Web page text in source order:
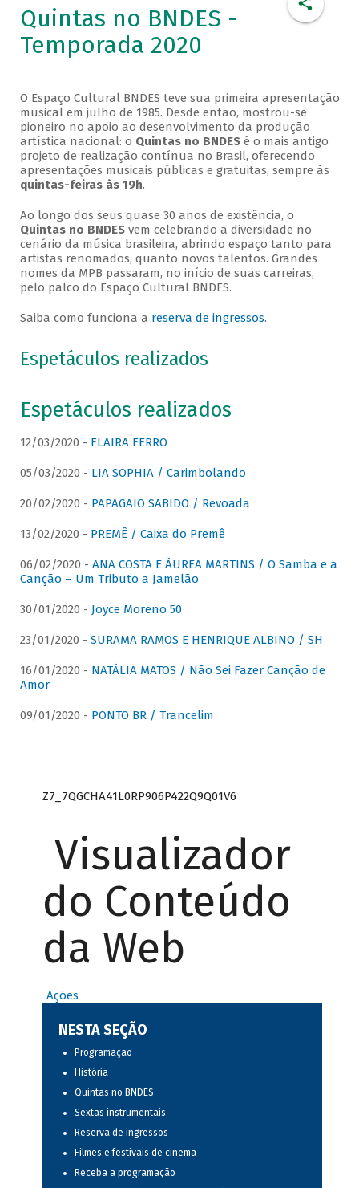
Quintas no BNDES -
Temporada 2020
O Espaço Cultural BNDES teve sua primeira apresentação
musical em julho de 1985. Desde então, mostrou-se
pioneiro no apoio ao desenvolvimento da produção
artística nacional: o Quintas no BNDESé o mais antigo
projeto de realização contínua no Brasil, oferecendo
apresentações musicais públicas e gratuitas, sempre às
quintas-feiras às 19h.
Ao longo dos seus quase 30 anos de existência, o
Quintas no BNDESvem celebrando a diversidade no
cenário da música brasileira, abrindo espaço tanto para
artistas renomados, quanto novos talentos. Grandes
nomes da MPB passaram, no início de suas carreiras,
pelo palco do Espaço Cultural BNDES.
Saiba como funciona a reserva de ingressos.
Espetáculos realizados
Espetáculos realizados
12/03/2020 - FLAIRA FERRO
05/03/2020 - LIA SOPHIA / Carimbolando
20/02/2020 - PAPAGAIO SABIDO / Revoada
13/02/2020 - PREMÊ / Caixa do Premê
06/02/2020 - ANA COSTA E ÁUREA MARTINS / O Samba e a
Canção – Um Tributo a Jamelão
30/01/2020 - Joyce Moreno 50
23/01/2020 - SURAMA RAMOS E HENRIQUE ALBINO / SH
16/01/2020 - NATÁLIA MATOS / Não Sei Fazer Canção de
Amor
09/01/2020 - PONTO BR / Trancelim
Z7_7QGCHA41L0RP906P422Q9Q01V6
Visualizador
do Conteúdo
da Web
Ações
NESTA SEÇÃO
Programação
História
Quintas no BNDES
Sextas instrumentais
Reserva de ingressos
Filmes e festivais de cinema
Receba a programação